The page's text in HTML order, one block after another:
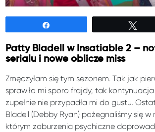
Patty Bladell w Insatiable 2 –
serialu i nowe oblicze miss
Zmęczyłam się tym sezonem. Tak jak
sprawiło mi sporo frajdy, tak
zupełnie nie przypadła mi do gustu.
Bladell (Debby Ryan) pożegnaliśmy się w
którym zaburzenia psychiczne